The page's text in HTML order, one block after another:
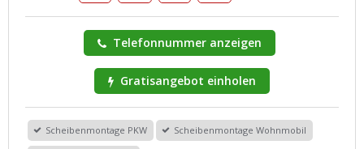
Telefonnummer anzeigen
Gratisangebot einholen
Scheibenmontage PKW Scheibenmontage Wohnmobil